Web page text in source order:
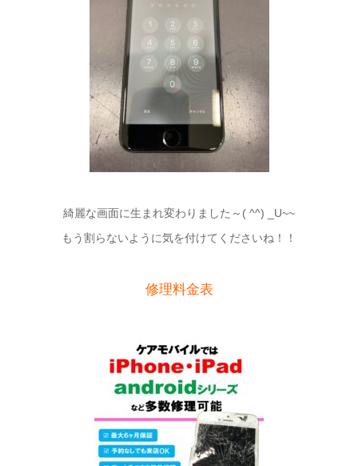
綺麗な画面に生まれ変わりました～( ^^) _U~~
もう割らないように気を付けてくださいね！！
修理料金表